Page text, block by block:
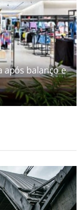
após balanço e